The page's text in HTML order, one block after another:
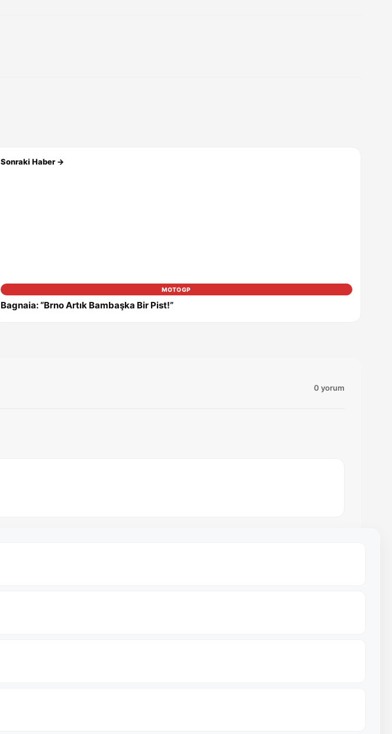
Sonraki Haber →
MOTOGP
Bagnaia: “Brno Artık Bambaşka Bir Pist!”
0 yorum